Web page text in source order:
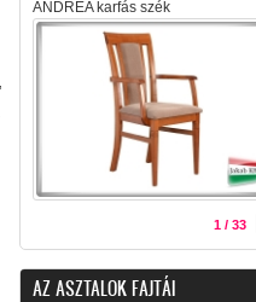
ANDREA karfás szék
1 / 33
AZ ASZTALOK FAJTÁI